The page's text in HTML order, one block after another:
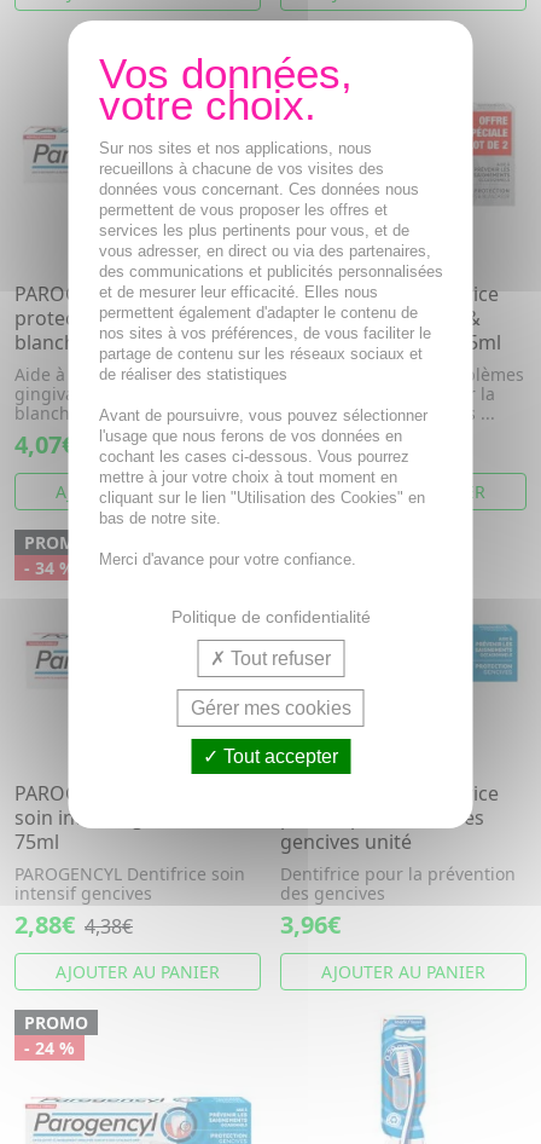
PAROGENCYL Dentifrice
protection gencives &
blancheur tube 75ml
Aide à prévenir les problèmes
gingivaux et à restaurer la
blancheur naturelle des ...
4,07€
AJOUTER AU PANIER
- 23 %
PAROGENCYL Dentifrice
protection gencives &
blancheur lot de 2*75ml
Aide à prévenir les problèmes
gingivaux et à restaurer la
blancheur naturelle des ...
5,12€ 6,62€
AJOUTER AU PANIER
PROMO
- 34 %
PAROGENCYL Dentifrice
soin intensif gencives tube
75ml
PAROGENCYL Dentifrice soin
intensif gencives
2,88€ 4,38€
AJOUTER AU PANIER
PAROGENCYL Dentifrice
pour la protection des
gencives unité
Dentifrice pour la prévention
des gencives
3,96€
AJOUTER AU PANIER
PROMO
- 24 %
Sur nos sites et nos applications, nous
recueillons à chacune de vos visites des
données vous concernant. Ces données nous
permettent de vous proposer les offres et
services les plus pertinents pour vous, et de
vous adresser, en direct ou via des partenaires,
des communications et publicités personnalisées
et de mesurer leur efficacité. Elles nous
permettent également d'adapter le contenu de
nos sites à vos préférences, de vous faciliter le
partage de contenu sur les réseaux sociaux et
de réaliser des statistiques
Avant de poursuivre, vous pouvez sélectionner
l'usage que nous ferons de vos données en
cochant les cases ci-dessous. Vous pourrez
mettre à jour votre choix à tout moment en
cliquant sur le lien "Utilisation des Cookies" en
bas de notre site.
Merci d'avance pour votre confiance.
Politique de confidentialité
Tout refuser
Gérer mes cookies
Tout accepter